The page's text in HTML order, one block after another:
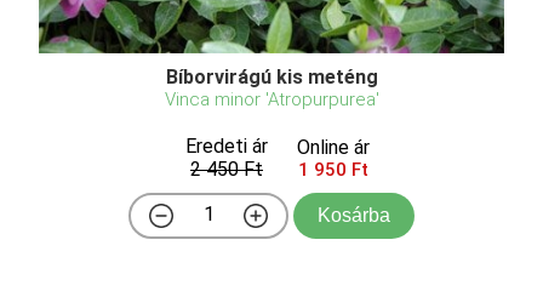
Bíborvirágú kis meténg
Vinca minor 'Atropurpurea'
Eredeti ár
2 450 Ft
Online ár
1 950 Ft
Kosárba